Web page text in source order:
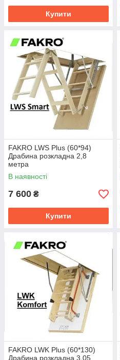
Купити
FAKRO LWS Plus (60*94)
Драбина розкладна 2,8
метра
В наявності
7 600 ₴
Купити
FAKRO LWK Plus (60*130)
Драбина розкладна 3,05